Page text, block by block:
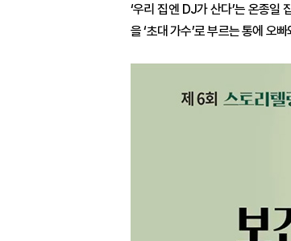
‘우리 집엔 DJ가 산다’는 온종일
을 ‘초대 가수’로 부르는 통에 오